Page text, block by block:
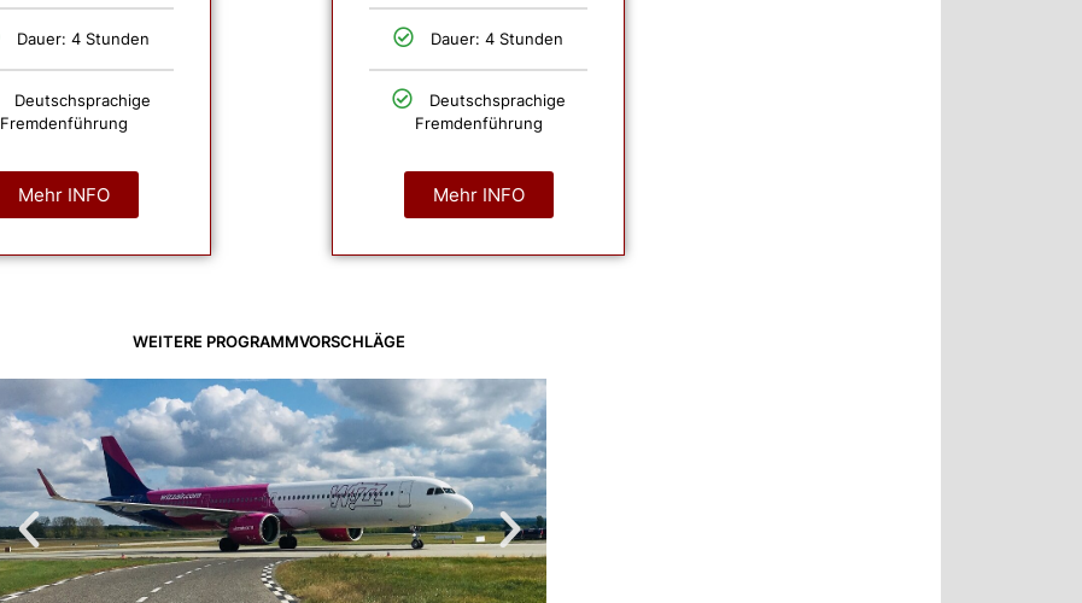
Dauer: 4 Stunden
Deutschsprachige
Fremdenführung
Mehr INFO
Dauer: 4 Stunden
Deutschsprachige
Fremdenführung
Mehr INFO
WEITERE PROGRAMMVORSCHLÄGE